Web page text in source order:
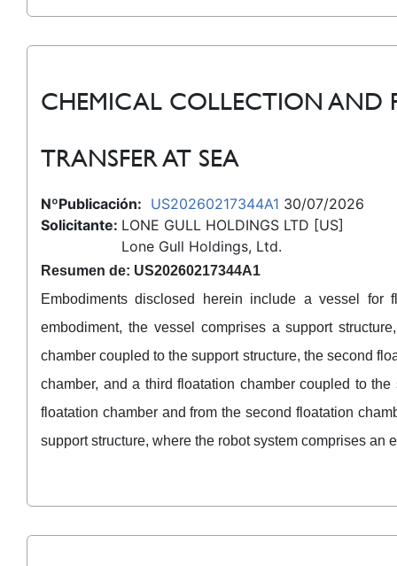
CHEMICAL COLLECTION AND
TRANSFER AT SEA
NºPublicación: US20260217344A1 30/07/2026
Solicitante: LONE GULL HOLDINGS LTD [US]
Lone Gull Holdings, Ltd.
Resumen de: US20260217344A1
Embodiments disclosed herein include a vessel
embodiment, the vessel comprises a support
chamber coupled to the support structure, the second
chamber, and a third floatation chamber coupled to
floatation chamber and from the second floatation
support structure, where the robot system comprises an